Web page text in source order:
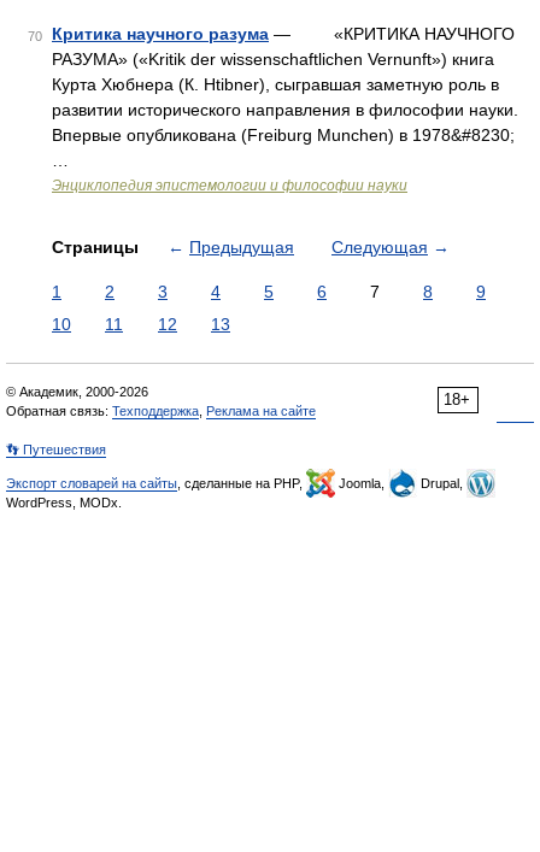
70 Критика научного разума — «КРИТИКА НАУЧНОГО
РАЗУМА» («Kritik der wissenschaftlichen Vernunft») книга
Курта Хюбнера (К. Htibner), сыгравшая заметную роль в
развитии исторического направления в философии науки.
Впервые опубликована (Freiburg Munchen) в 1978&#8230;
Энциклопедия эпистемологии и философии науки
Страницы ← Предыдущая Следующая →
1 2 3 4 5 6 7 8
9
10
11 12 13
18+
© Академик, 2000-2026
Обратная связь: Техподдержка Реклама на сайте
👣 Путешествия
Экспорт словарей на сайты , сделанные на PHP, Joomla,
Drupal,
WordPress, MODx.